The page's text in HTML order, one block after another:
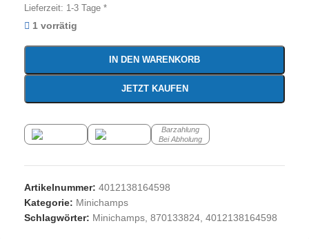
Lieferzeit: 1-3 Tage *
1 vorrätig
IN DEN WARENKORB
JETZT KAUFEN
Barzahlung
Bei Abholung
Artikelnummer: 4012138164598
Kategorie: Minichamps
Schlagwörter: Minichamps, 870133824, 4012138164598